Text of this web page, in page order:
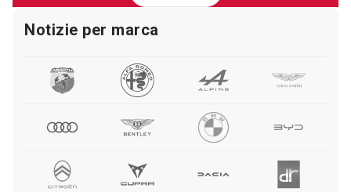
Notizie per marca